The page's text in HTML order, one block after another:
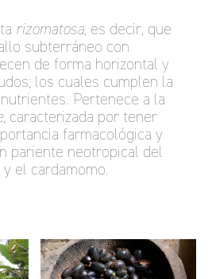
rizomatosa, es decir, que
subterráneo con
de forma horizontal y
los cuales cumplen la
Pertenece a la
, caracterizada por tener
farmacológica y
pariente neotropical del
el cardamomo.